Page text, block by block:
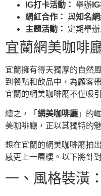
IG打卡活動： 舉辦
網紅合作： 與知名
主題活動：
定期舉辦
宜蘭網美咖啡
宜蘭擁有得天獨厚的自然
到餐點和飲品中，為顧客
宜蘭的網美咖啡廳不僅吸
總之，「 網美咖啡廳 」的
美咖啡廳，正以其獨特的
想在宜蘭的網美咖啡廳拍
感更上一層樓。以下將針
一、風格裝潢